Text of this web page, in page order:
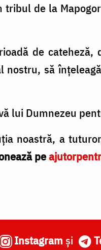
tribul de la
de cateheză,
nostru, să
lui Dumnezeu
noastră, a
pe
Instagram și